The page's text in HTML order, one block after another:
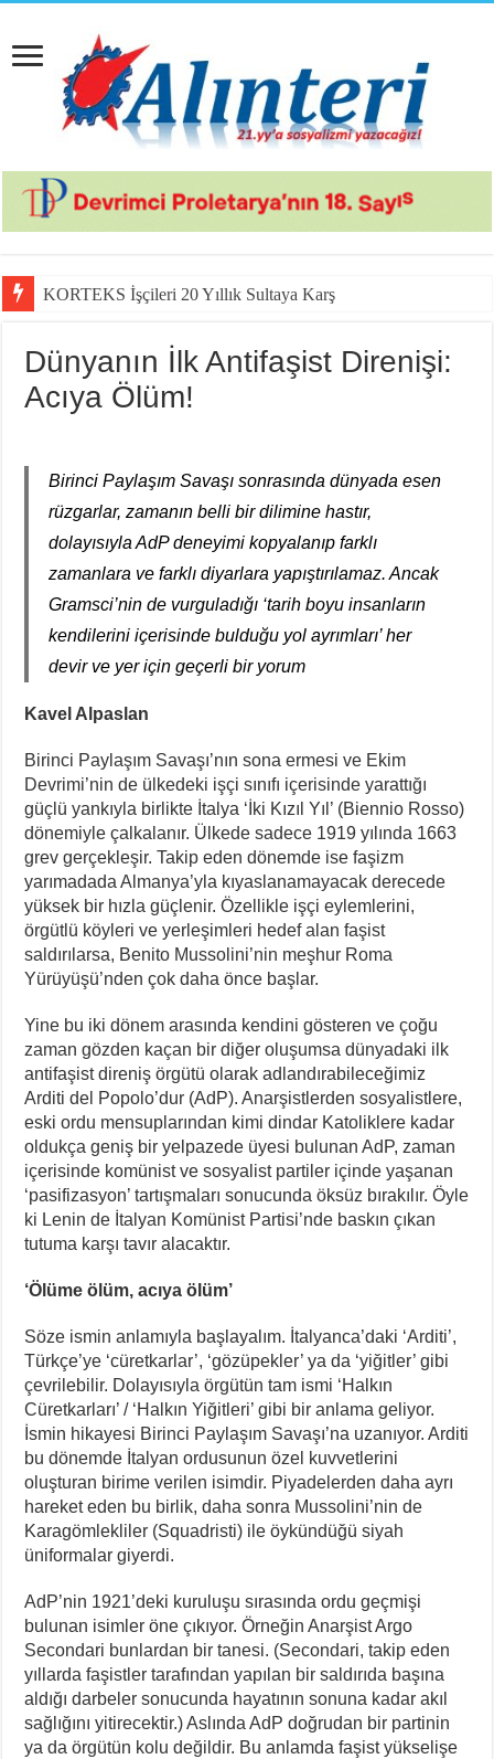
KORTEKS İşçileri 20 Yıllık Sultaya Karşı Çıkıyor
Dünyanın İlk Antifaşist Direnişi:
Acıya Ölüm!
Birinci Paylaşım Savaşı sonrasında dünyada esen
rüzgarlar, zamanın belli bir dilimine hastır,
dolayısıyla AdP deneyimi kopyalanıp farklı
zamanlara ve farklı diyarlara yapıştırılamaz. Ancak
Gramsci’nin de vurguladığı ‘tarih boyu insanların
kendilerini içerisinde bulduğu yol ayrımları’ her
devir ve yer için geçerli bir yorum
Kavel Alpaslan
Birinci Paylaşım Savaşı’nın sona ermesi ve Ekim
Devrimi’nin de ülkedeki işçi sınıfı içerisinde yarattığı
güçlü yankıyla birlikte İtalya ‘İki Kızıl Yıl’ (Biennio Rosso)
dönemiyle çalkalanır. Ülkede sadece 1919 yılında 1663
grev gerçekleşir. Takip eden dönemde ise faşizm
yarımadada Almanya’yla kıyaslanamayacak derecede
yüksek bir hızla güçlenir. Özellikle işçi eylemlerini,
örgütlü köyleri ve yerleşimleri hedef alan faşist
saldırılarsa, Benito Mussolini’nin meşhur Roma
Yürüyüşü’nden çok daha önce başlar.
Yine bu iki dönem arasında kendini gösteren ve çoğu
zaman gözden kaçan bir diğer oluşumsa dünyadaki ilk
antifaşist direniş örgütü olarak adlandırabileceğimiz
Arditi del Popolo’dur (AdP). Anarşistlerden sosyalistlere,
eski ordu mensuplarından kimi dindar Katoliklere kadar
oldukça geniş bir yelpazede üyesi bulunan AdP, zaman
içerisinde komünist ve sosyalist partiler içinde yaşanan
‘pasifizasyon’ tartışmaları sonucunda öksüz bırakılır. Öyle
ki Lenin de İtalyan Komünist Partisi’nde baskın çıkan
tutuma karşı tavır alacaktır.
‘Ölüme ölüm, acıya ölüm’
Söze ismin anlamıyla başlayalım. İtalyanca’daki ‘Arditi’,
Türkçe’ye ‘cüretkarlar’, ‘gözüpekler’ ya da ‘yiğitler’ gibi
çevrilebilir. Dolayısıyla örgütün tam ismi ‘Halkın
Cüretkarları’ / ‘Halkın Yiğitleri’ gibi bir anlama geliyor.
İsmin hikayesi Birinci Paylaşım Savaşı’na uzanıyor. Arditi
bu dönemde İtalyan ordusunun özel kuvvetlerini
oluşturan birime verilen isimdir. Piyadelerden daha ayrı
hareket eden bu birlik, daha sonra Mussolini’nin de
Karagömlekliler (Squadristi) ile öykündüğü siyah
üniformalar giyerdi.
AdP’nin 1921’deki kuruluşu sırasında ordu geçmişi
bulunan isimler öne çıkıyor. Örneğin Anarşist Argo
Secondari bunlardan bir tanesi. (Secondari, takip eden
yıllarda faşistler tarafından yapılan bir saldırıda başına
aldığı darbeler sonucunda hayatının sonuna kadar akıl
sağlığını yitirecektir.) Aslında AdP doğrudan bir partinin
ya da örgütün kolu değildir. Bu anlamda faşist yükselişe